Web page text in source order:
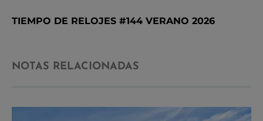
TIEMPO DE RELOJES #144 VERANO 2026
NOTAS RELACIONADAS